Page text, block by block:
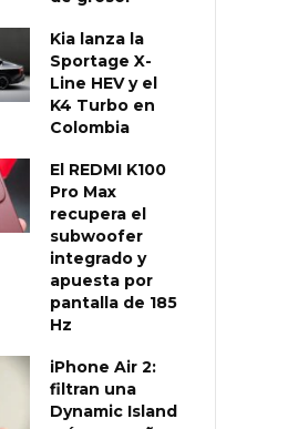
Kia lanza la
Sportage X-
Line HEV y el
K4 Turbo en
Colombia
El REDMI K100
Pro Max
recupera el
subwoofer
integrado y
apuesta por
pantalla de 185
Hz
iPhone Air 2:
filtran una
Dynamic Island